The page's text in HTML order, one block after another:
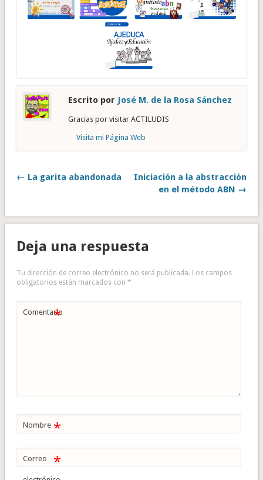
Escrito por José M. de la Rosa Sánchez
Gracias por visitar ACTILUDIS
Visita mi Página Web
← La garita abandonada
Iniciación a la abstracción
en el método ABN →
Deja una respuesta
Tu dirección de correo electrónico no será publicada. Los campos
obligatorios están marcados con *
Comentario
*
Nombre *
Correo *